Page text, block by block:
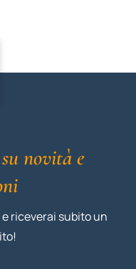
novità e
riceverai subito un